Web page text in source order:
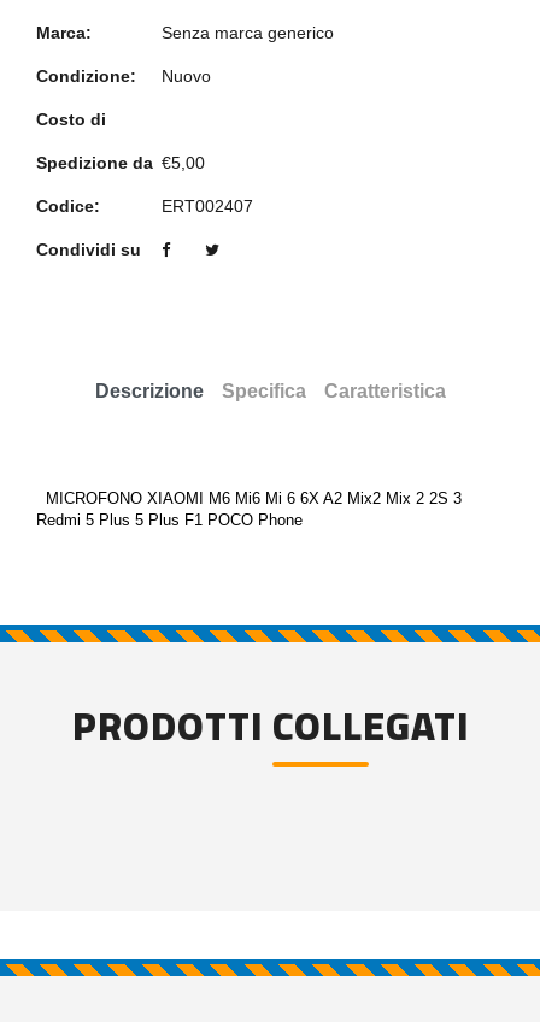
Marca: Senza marca generico
Condizione: Nuovo
Costo di
Spedizione da €5,00
Codice: ERT002407
Condividi su
Descrizione Specifica Caratteristica
MICROFONO XIAOMI M6 Mi6 Mi 6 6X A2 Mix2 Mix 2 2S 3
Redmi 5 Plus 5 Plus F1 POCO Phone
PRODOTTI COLLEGATI